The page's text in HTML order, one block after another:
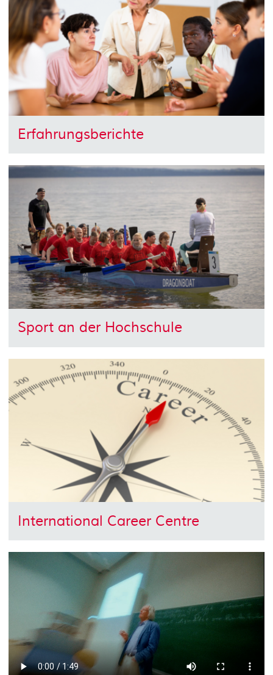
Erfahrungsberichte
Sport an der Hochschule
International Career Centre